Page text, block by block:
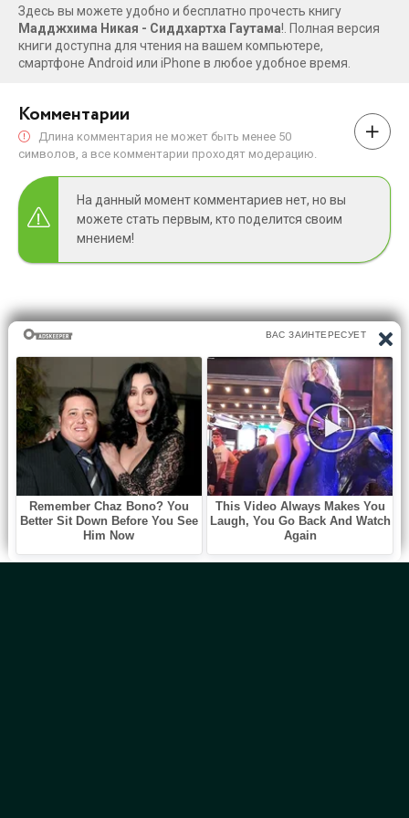
Здесь вы можете удобно и бесплатно прочесть книгу
Мадджхима Никая - Сиддхартха Гаутама!. Полная версия
книги доступна для чтения на вашем компьютере,
смартфоне Android или iPhone в любое удобное время.
Комментарии
Длина комментария не может быть менее 50
символов, а все комментарии проходят модерацию.
На данный момент комментариев нет, но вы
можете стать первым, кто поделится своим
мнением!